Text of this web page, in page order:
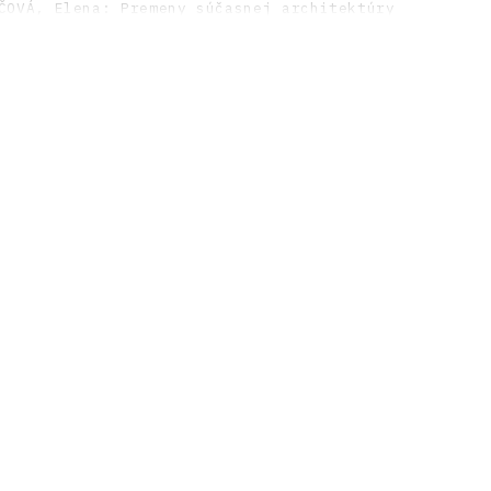
Elena: Premeny súčasnej architektúry
1990, 200 s., tu s. 180.